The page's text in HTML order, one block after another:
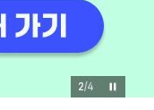
3/4